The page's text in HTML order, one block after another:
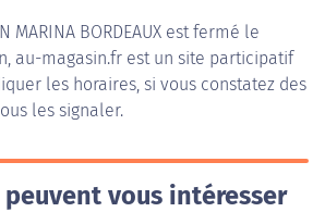
MARINA BORDEAUX est fermé le
au-magasin.fr est un site participatif
les horaires, si vous constatez des
les signaler.
vous intéresser